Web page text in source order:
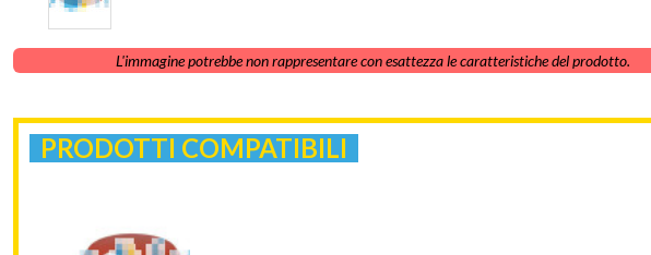
L'immagine potrebbe non rappresentare con esattezza le caratteristiche del prodotto.
PRODOTTI COMPATIBILI